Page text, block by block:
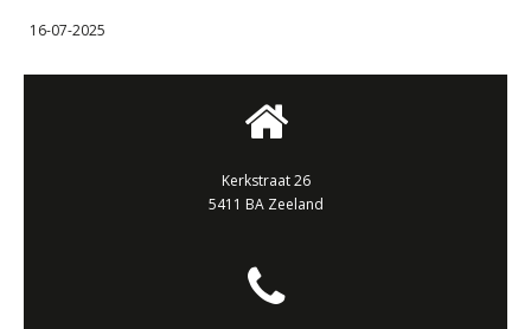
16-07-2025
Kerkstraat 26
5411 BA Zeeland